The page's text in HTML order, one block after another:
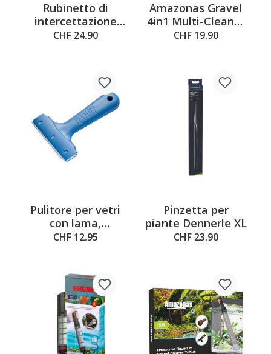
Rubinetto di
intercettazione
EHEIM
CHF 24.90
Amazonas Gravel
4in1 Multi-Cleaner
blu
CHF 19.90
Pulitore per vetri
con lama,
portatile,
CHF 12.95
Pinzetta per
piante Dennerle XL
CHF 23.90